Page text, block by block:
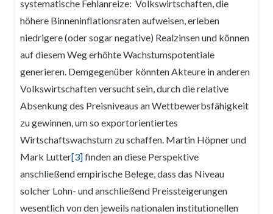
systematische Fehlanreize: Volkswirtschaften, die
höhere Binneninflationsraten aufweisen, erleben
niedrigere (oder sogar negative) Realzinsen und können
auf diesem Weg erhöhte Wachstumspotentiale
generieren. Demgegenüber könnten Akteure in anderen
Volkswirtschaften versucht sein, durch die relative
Absenkung des Preisniveaus an Wettbewerbsfähigkeit
zu gewinnen, um so exportorientiertes
Wirtschaftswachstum zu schaffen. Martin Höpner und
Mark Lutter[3]finden an diese Perspektive
anschließend empirische Belege, dass das Niveau
solcher Lohn- und anschließend Preissteigerungen
wesentlich von den jeweils nationalen institutionellen